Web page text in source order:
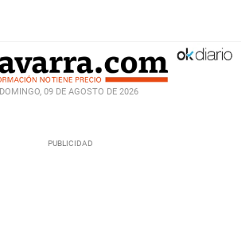
DOMINGO, 09 DE AGOSTO DE 2026